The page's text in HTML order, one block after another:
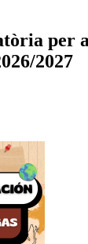
per
2027